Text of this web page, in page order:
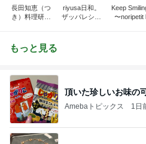
長田知恵（つ
き）料理研究
キッチンアイ
テム」
riyusa日和。
ザッパレシピ
Keep
〜noripetit lif
もっと見る
頂いた珍しいお味の
Amebaトピックス 1日